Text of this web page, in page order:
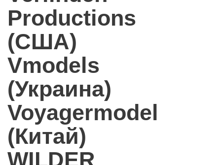
Productions
(США)
Vmodels
(Украина)
Voyagermodel
(Китай)
WILDER